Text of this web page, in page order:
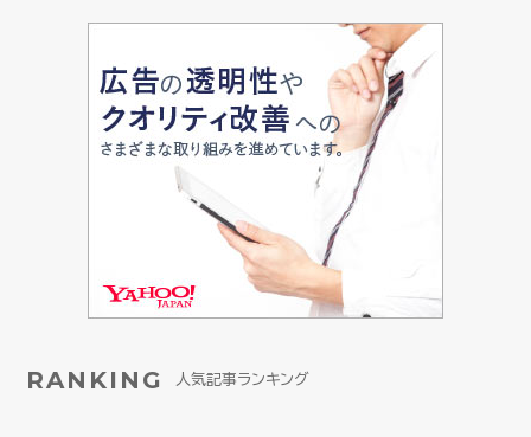
RANKING 人気記事ランキング